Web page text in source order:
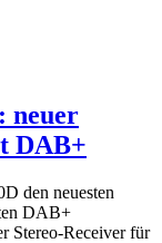
neuer
DAB+
den neuesten
DAB+
Stereo-Receiver für